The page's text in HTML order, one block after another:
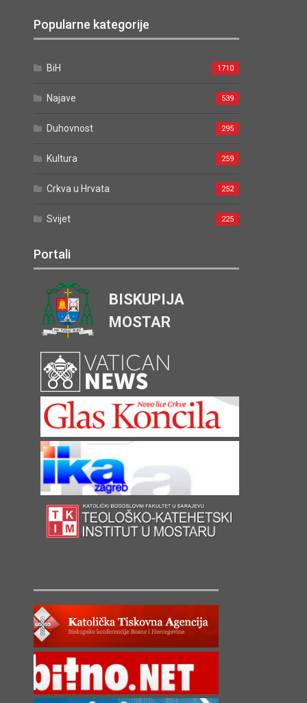
Popularne kategorije
BiH 1710
Najave 539
Duhovnost 295
Kultura 259
Crkva u Hrvata 252
Svijet 225
Portali
BISKUPIJA
MOSTAR